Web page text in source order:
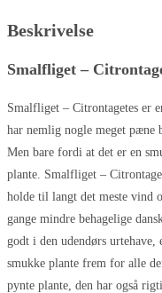
Beskrivelse
Smalfliget –
Smalfliget – Citrontagetes er
har nemlig nogle meget pæne
Men bare fordi at det er en
plante. Smalfliget –
holde til langt det meste vind
gange mindre behagelige
godt i den udendørs urtehave,
smukke plante frem for alle
pynte plante, den har også